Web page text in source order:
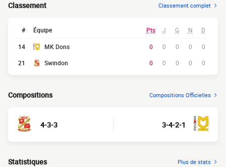
Classement Classement complet
# Équipe Pts J G N D
14 MK Dons 0 0 0 0
0
21
Swindon 0 0 0 0 0
Compositions Compositions Officielles
4-3-3 3-4-2-1
Statistiques Plus de stats